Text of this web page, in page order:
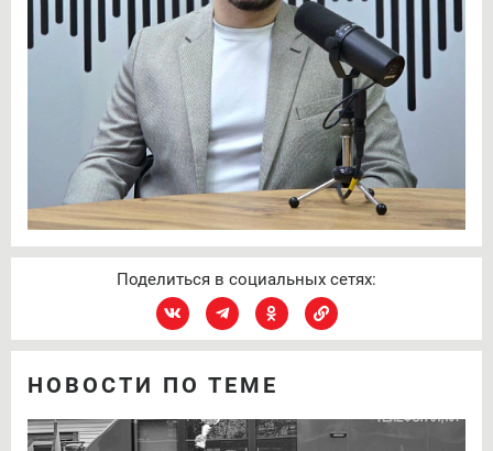
Поделиться в социальных сетях:
НОВОСТИ ПО ТЕМЕ